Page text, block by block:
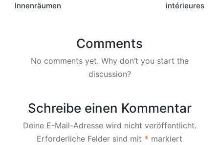
Innenräumen
intérieures
Comments
No comments yet. Why don’t you start the
discussion?
Schreibe einen Kommentar
Deine E-Mail-Adresse wird nicht veröffentlicht.
Erforderliche Felder sind mit * markiert